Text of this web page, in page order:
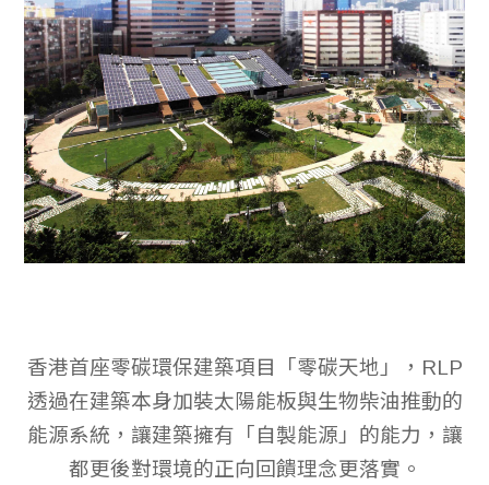
香港首座零碳環保建築項目「零碳天地」，RLP
透過在建築本身加裝太陽能板與生物柴油推動的
能源系統，讓建築擁有「自製能源」的能力，讓
都更後對環境的正向回饋理念更落實。